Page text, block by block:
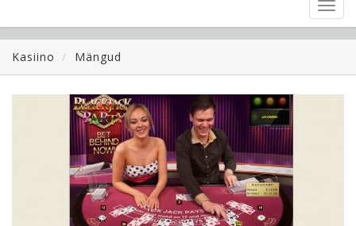
Kasiino
Mängud